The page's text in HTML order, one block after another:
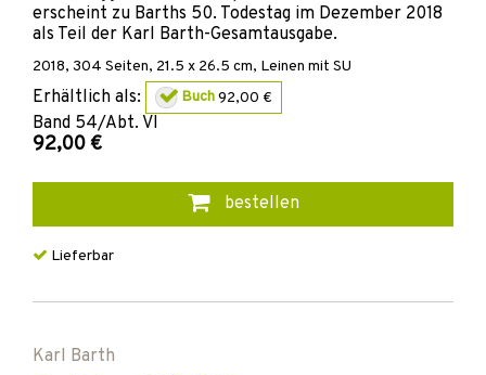
erscheint zu Barths 50. Todestag im Dezember 2018
als Teil der Karl Barth-Gesamtausgabe.
2018, 304 Seiten, 21.5 x 26.5 cm, Leinen mit SU
Erhältlich als: Buch92,00 €
Band 54/Abt. VI
92,00 €
bestellen
Lieferbar
Karl Barth